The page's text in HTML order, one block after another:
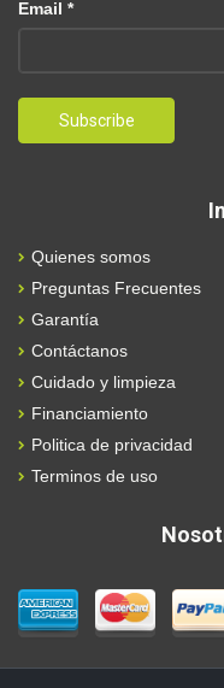
Email *
Quienes somos
Preguntas Frecuentes
Garantía
Contáctanos
Cuidado y limpieza
Financiamiento
Politica de privacidad
Terminos de uso